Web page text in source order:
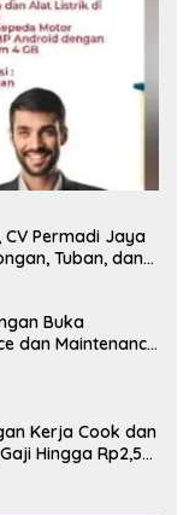
Permadi Jaya
Tuban, dan
Buka
dan Maintenance
Kerja Cook dan
Hingga Rp2,5